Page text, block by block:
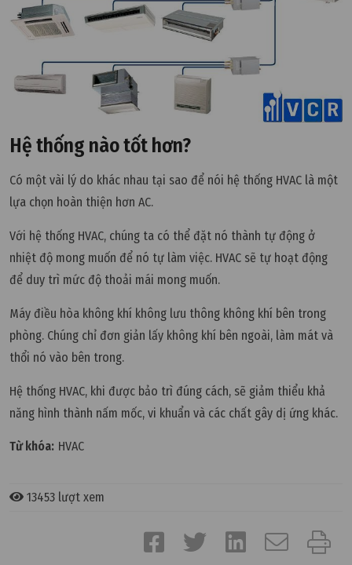
Hệ thống nào tốt hơn?
Có một vài lý do khác nhau tại sao để nói hệ thống HVAC là một
lựa chọn hoàn thiện hơn AC.
Với hệ thống HVAC, chúng ta có thể đặt nó thành tự động ở
nhiệt độ mong muốn để nó tự làm việc. HVAC sẽ tự hoạt động
để duy trì mức độ thoải mái mong muốn.
Máy điều hòa không khí không lưu thông không khí bên trong
phòng. Chúng chỉ đơn giản lấy không khí bên ngoài, làm mát và
thổi nó vào bên trong.
Hệ thống HVAC, khi được bảo trì đúng cách, sẽ giảm thiểu khả
năng hình thành nấm mốc, vi khuẩn và các chất gây dị ứng khác.
Từ khóa: HVAC
13453 lượt xem